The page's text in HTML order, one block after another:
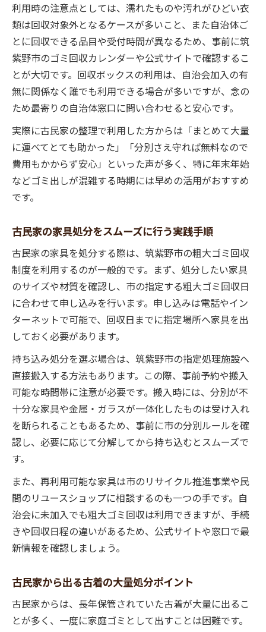
利用時の注意点としては、濡れたものや汚れがひどい衣
類は回収対象外となるケースが多いこと、また自治体ご
とに回収できる品目や受付時間が異なるため、事前に筑
紫野市のゴミ回収カレンダーや公式サイトで確認するこ
とが大切です。回収ボックスの利用は、自治会加入の有
無に関係なく誰でも利用できる場合が多いですが、念の
ため最寄りの自治体窓口に問い合わせると安心です。
実際に古民家の整理で利用した方からは「まとめて大量
に運べてとても助かった」「分別さえ守れば無料なので
費用もかからず安心」といった声が多く、特に年末年始
などゴミ出しが混雑する時期には早めの活用がおすすめ
です。
古民家の家具処分をスムーズに行う実践手順
古民家の家具を処分する際は、筑紫野市の粗大ゴミ回収
制度を利用するのが一般的です。まず、処分したい家具
のサイズや材質を確認し、市の指定する粗大ゴミ回収日
に合わせて申し込みを行います。申し込みは電話やイン
ターネットで可能で、回収日までに指定場所へ家具を出
しておく必要があります。
持ち込み処分を選ぶ場合は、筑紫野市の指定処理施設へ
直接搬入する方法もあります。この際、事前予約や搬入
可能な時間帯に注意が必要です。搬入時には、分別が不
十分な家具や金属・ガラスが一体化したものは受け入れ
を断られることもあるため、事前に市の分別ルールを確
認し、必要に応じて分解してから持ち込むとスムーズで
す。
また、再利用可能な家具は市のリサイクル推進事業や民
間のリユースショップに相談するのも一つの手です。自
治会に未加入でも粗大ゴミ回収は利用できますが、手続
きや回収日程の違いがあるため、公式サイトや窓口で最
新情報を確認しましょう。
古民家から出る古着の大量処分ポイント
古民家からは、長年保管されていた古着が大量に出るこ
とが多く、一度に家庭ゴミとして出すことは困難です。